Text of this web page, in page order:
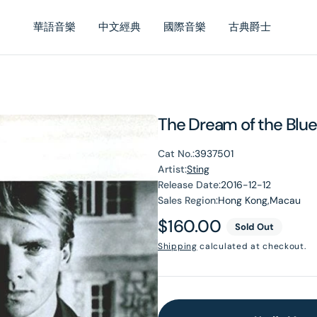
華語音樂 中文經典 國際音樂 古典爵士
The Dream of the
Cat No.:3937501
Artist:Sting
Release Date:2016-12-12
Sales Region:Hong Kong,Macau
Regular
price
$160.00 Sold Out
Shipping calculated at checkout.